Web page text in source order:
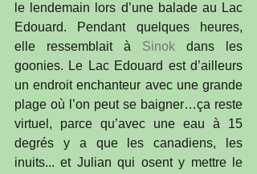
le lendemain lors d’une balade au Lac
Edouard. Pendant quelques heures,
elle ressemblait à Sinok dans les
goonies. Le Lac Edouard est d’ailleurs
un endroit enchanteur avec une grande
plage où l’on peut se baigner…ça reste
virtuel, parce qu’avec une eau à 15
degrés y a que les canadiens, les
inuits... et Julian qui osent y mettre le